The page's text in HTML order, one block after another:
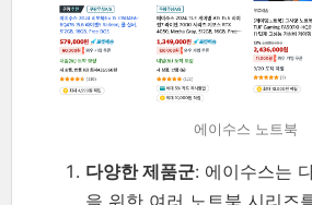
에이수스 노트북
다양한 제품군: 에이수스는